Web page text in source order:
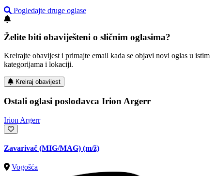
Pogledajte druge oglase
Želite biti obaviješteni o sličnim oglasima?
Kreirajte obavijest i primajte email kada se objavi novi oglas u istim
kategorijama i lokaciji.
Kreiraj obavijest
Ostali oglasi poslodavca Irion Argerr
Irion Argerr
Zavarivač (MIG/MAG) (m/ž)
Vogošća